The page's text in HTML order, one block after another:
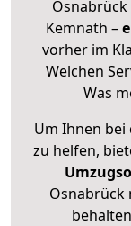
Kemnath –
vorher im
Welchen
Was
Um Ihnen
zu helfen,
Osnabrück